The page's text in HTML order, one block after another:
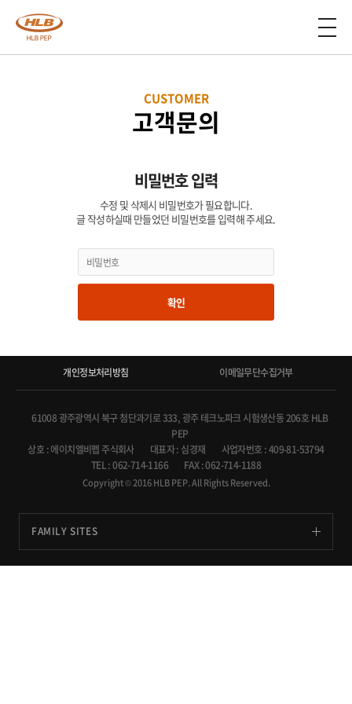
CUSTOMER
고객문의
비밀번호 입력
수정 및 삭제시 비밀번호가 필요합니다.
글 작성하실때 만들었던 비밀번호를 입력해 주세요.
확인
개인정보처리방침 이메일무단수집거부
61008 광주광역시 북구 첨단과기로 333, 광주 테크노파크 시험생산동 206호 HLB
PEP
상호 : 에이치엘비펩 주식회사
대표자 : 심경재
사업자번호 : 409-81-53794
TEL : 062-714-1166
FAX : 062-714-1188
Copyright © 2016 HLB PEP. All Rights Reserved.
FAMILY SITES